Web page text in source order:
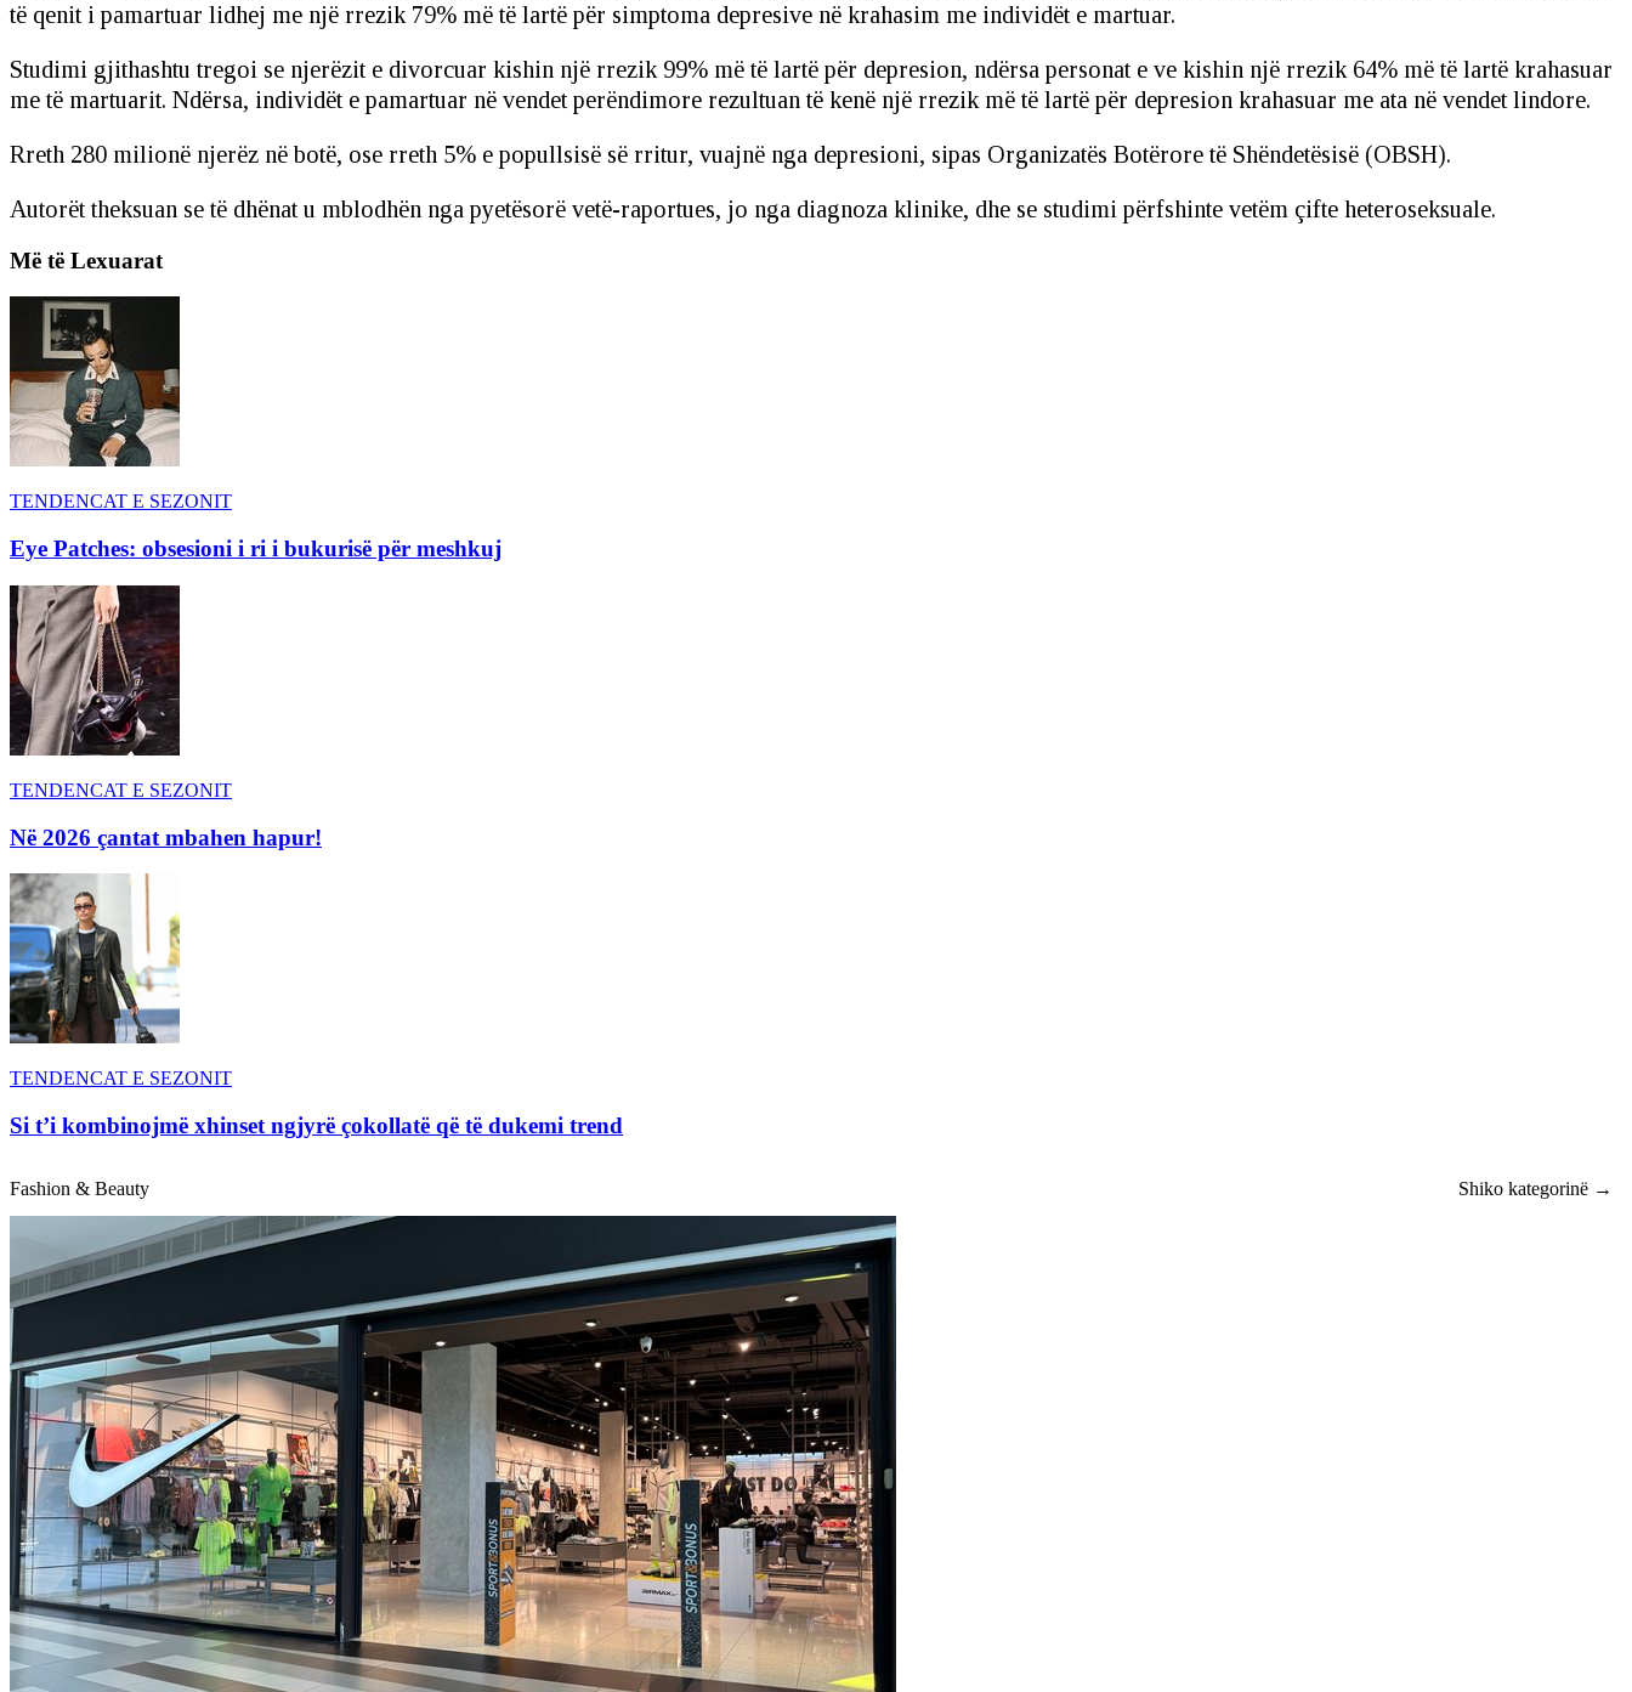
të qenit i pamartuar lidhej me një rrezik 79% më të lartë për simptoma depresive në krahasim me individët e martuar.
Studimi gjithashtu tregoi se njerëzit e divorcuar kishin një rrezik 99% më të lartë për depresion, ndërsa personat e ve kishin një rrezik 64% më të lartë krahasuar
me të martuarit. Ndërsa, individët e pamartuar në vendet perëndimore rezultuan të kenë një rrezik më të lartë për depresion krahasuar me ata në vendet lindore.
Rreth 280 milionë njerëz në botë, ose rreth 5% e popullsisë së rritur, vuajnë nga depresioni, sipas Organizatës Botërore të Shëndetësisë (OBSH).
Autorët theksuan se të dhënat u mblodhën nga pyetësorë vetë-raportues, jo nga diagnoza klinike, dhe se studimi përfshinte vetëm çifte heteroseksuale.
Më të Lexuarat
TENDENCAT E SEZONIT
Eye Patches: obsesioni i ri i bukurisë për meshkuj
TENDENCAT E SEZONIT
Në 2026 çantat mbahen hapur!
TENDENCAT E SEZONIT
Si t’i kombinojmë xhinset ngjyrë çokollatë që të dukemi trend
Fashion & Beauty Shiko kategorinë →